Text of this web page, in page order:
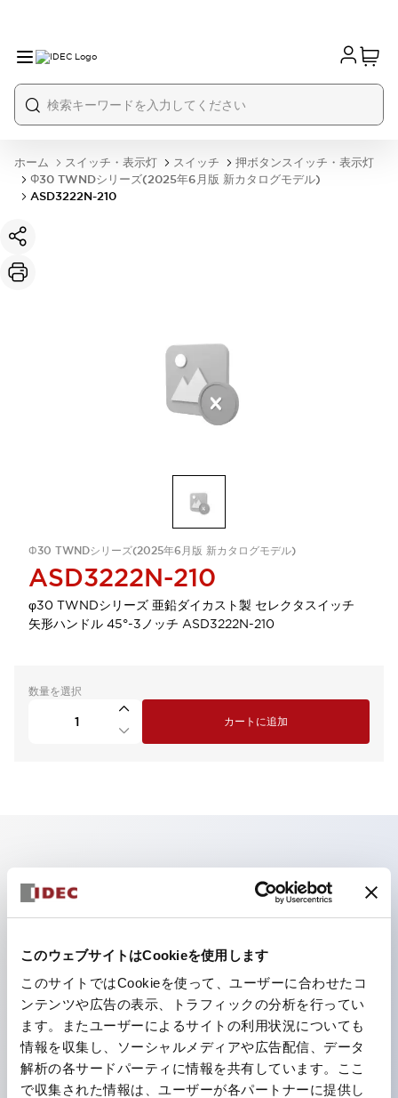
このウェブサイトはCookieを使用します
このサイトではCookieを使って、ユーザーに合わせたコ
ンテンツや広告の表示、トラフィックの分析を行ってい
ます。またユーザーによるサイトの利用状況についても
情報を収集し、ソーシャルメディアや広告配信、データ
解析の各サードパーティに情報を共有しています。ここ
で収集された情報は、ユーザーが各パートナーに提供し
ホーム スイッチ・表示灯 スイッチ
押ボタンスイッチ・表示灯
Φ30 TWNDシリーズ(2025年6月版 新カタログモデル)
ASD3222N-210
Φ30 TWNDシリーズ(2025年6月版 新カタログモデル)
ASD3222N-210
φ30 TWNDシリーズ 亜鉛ダイカスト製 セレクタスイッチ
矢形ハンドル 45°-3ノッチ ASD3222N-210
数量を選択
カートに追加
主な特長
照光ユニットの低電圧タイプ（6～24Vタイプ）は
2026年1月より新カタログモデルの製品に順次切り替え
予定
パネルへの取付強度が要求される用途や北米向け機械な
どに適した亜鉛ダイカストタイプ
フィンガープロテクション構造、ねじアップ端子構造、
保護構造IP20に対応したHW-U形コンタクトブロック